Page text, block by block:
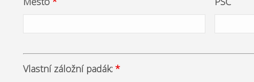
Vlastní záložní padák: *